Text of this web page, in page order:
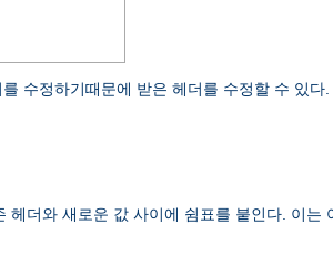
수정하기때문에 받은 헤더를 수정할 수 있다
더와 새로운 값 사이에 쉼표를 붙인다. 이는